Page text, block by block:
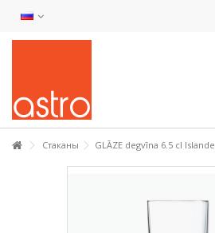
Стаканы GLĀZE degvīna 6.5 cl Islande